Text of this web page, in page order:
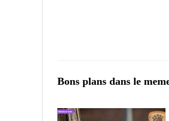
Bons plans dans le